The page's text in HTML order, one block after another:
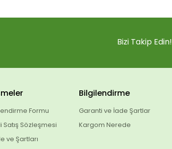
Bizi Takip Edin!
Formu
Satış Sözleşmesi
ve Şartları
Bilgilendirme
Garanti ve İade Şartlar
Kargom Nerede